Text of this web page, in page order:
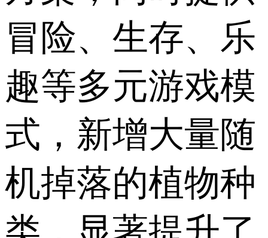
冒险、生存、乐
趣等多元游戏模
式，新增大量随
机掉落的植物种